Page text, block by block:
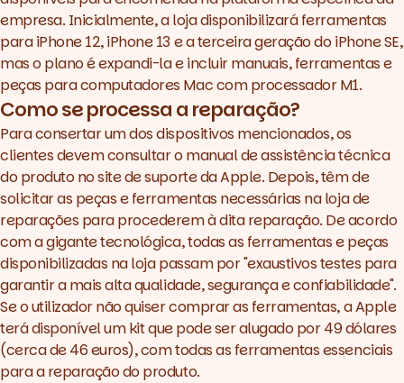
empresa. Inicialmente, a loja disponibilizará ferramentas
para ‌iPhone 12‌, ‌iPhone 13‌ e a terceira geração do ‌iPhone SE,
mas o plano é expandi-la e incluir manuais, ferramentas e
peças para computadores Mac com processador M1.
Como se processa a reparação?
Para consertar um dos dispositivos mencionados, os
clientes devem consultar o manual de assistência técnica
do produto no site de suporte da Apple. Depois, têm de
solicitar as peças e ferramentas necessárias na loja de
reparações para procederem à dita reparação. De acordo
com a gigante tecnológica, todas as ferramentas e peças
disponibilizadas na loja passam por "exaustivos testes para
garantir a mais alta qualidade, segurança e confiabilidade".
Se o utilizador não quiser comprar as ferramentas, a Apple
terá disponível umkitque pode ser alugado por 49 dólares
(cerca de 46 euros), com todas as ferramentas essenciais
para a reparação do produto.